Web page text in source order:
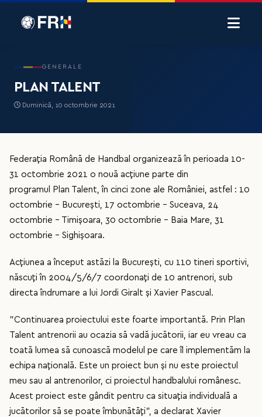
GENERALE
PLAN TALENT
Duminică, 10 octombrie 2021
Federația Română de Handbal organizează în perioada 10-
31 octombrie 2021 o nouă acțiune parte din
programul Plan Talent, în cinci zone ale României, astfel : 10
octombrie – București, 17 octombrie - Suceava, 24
octombrie - Timișoara, 30 octombrie - Baia Mare, 31
octombrie – Sighișoara.
Acțiunea a început astăzi la București, cu 110 tineri sportivi,
născuți în 2004/5/6/7 coordonați de 10 antrenori, sub
directa îndrumare a lui Jordi Giralt și Xavier Pascual.
”Continuarea proiectului este foarte importantă. Prin Plan
Talent antrenorii au ocazia să vadă jucătorii, iar eu vreau ca
toată lumea să cunoască modelul pe care îl implementăm la
echipa națională. Este un proiect bun și nu este proiectul
meu sau al antrenorilor, ci proiectul handbalului românesc.
Acest proiect este gândit pentru ca situația individuală a
jucătorilor să se poate îmbunătăți”, a declarat Xavier